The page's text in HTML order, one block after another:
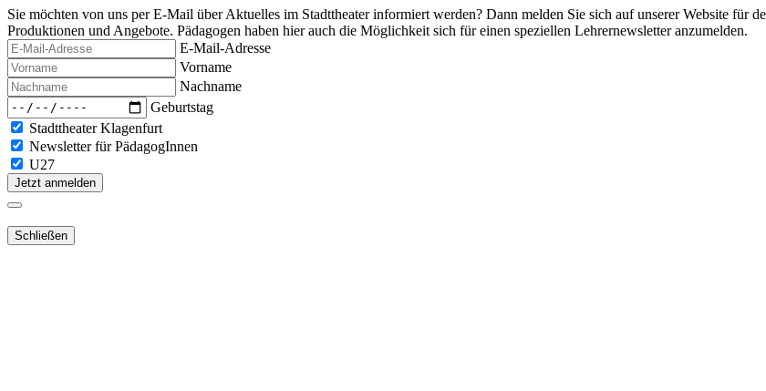
Sie möchten von uns per E-Mail über Aktuelles im Stadttheater informiert werden? Dann melden Sie sich auf unserer Website für
Produktionen und Angebote. Pädagogen haben hier auch die Möglichkeit sich für einen speziellen Lehrernewsletter anzumelden.
E-Mail-Adresse
Vorname
Nachname
Geburtstag
Stadttheater Klagenfurt
Newsletter für PädagogInnen
U27
Jetzt anmelden
Schließen